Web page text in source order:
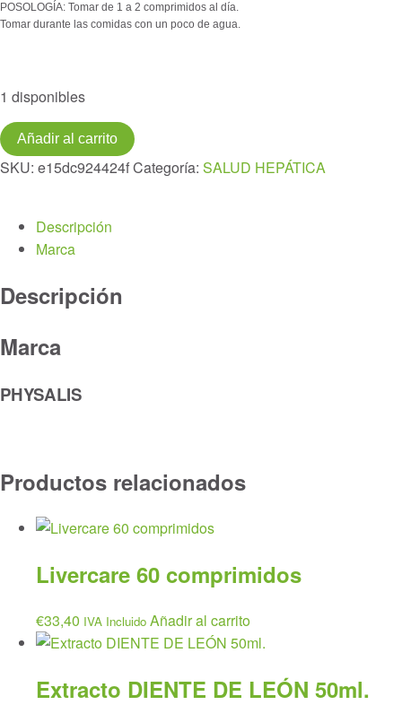
POSOLOGÍA: Tomar de 1 a 2 comprimidos al día.
Tomar durante las comidas con un poco de agua.
1 disponibles
DETOX+
30comprimidos
cantidad
Añadir al carrito
SKU: e15dc924424fCategoría: SALUD HEPÁTICA
Descripción
Marca
Descripción
Marca
PHYSALIS
Productos relacionados
Livercare 60 comprimidos
€33,40 IVA Incluido Añadir al carrito
Extracto DIENTE DE LEÓN 50ml.